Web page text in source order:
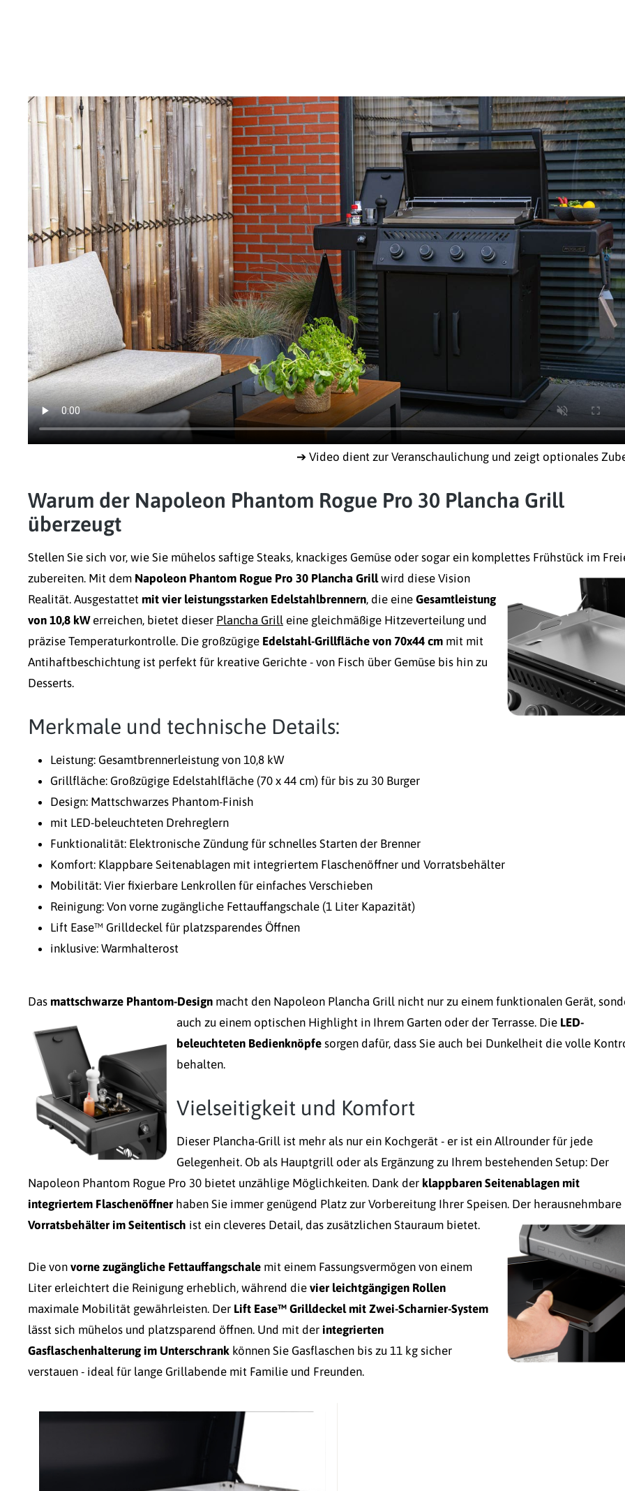
➔ Video dient zur Veranschaulichung und zeigt optionales
Warum der Napoleon Phantom Rogue Pro 30 Plancha Grill
überzeugt
Stellen Sie sich vor, wie Sie mühelos saftige Steaks, knackiges Gemüse oder sogar ein komplettes Frühstück im
zubereiten. Mit dem Napoleon Phantom Rogue Pro 30 Plancha Grillwird diese Vision
Realität. Ausgestattet mit vier leistungsstarken Edelstahlbrennern, die eine Gesamtleistung
von 10,8 kWerreichen, bietet dieser Plancha Grill eine gleichmäßige Hitzeverteilung und
präzise Temperaturkontrolle. Die großzügige Edelstahl-Grillfläche von 70x44 cm mit mit
Antihaftbeschichtung ist perfekt für kreative Gerichte - von Fisch über Gemüse bis hin zu
Desserts.
Merkmale und technische Details:
Leistung: Gesamtbrennerleistung von 10,8 kW
Grillfläche: Großzügige Edelstahlfläche (70 x 44 cm) für bis zu 30 Burger
Design: Mattschwarzes Phantom-Finish
mit LED-beleuchteten Drehreglern
Funktionalität: Elektronische Zündung für schnelles Starten der Brenner
Komfort: Klappbare Seitenablagen mit integriertem Flaschenöffner und Vorratsbehälter
Mobilität: Vier fixierbare Lenkrollen für einfaches Verschieben
Reinigung: Von vorne zugängliche Fettauffangschale (1 Liter Kapazität)
Lift Ease™ Grilldeckel für platzsparendes Öffnen
inklusive: Warmhalterost
Das mattschwarze Phantom-Design macht den Napoleon Plancha Grill nicht nur zu einem funktionalen Gerät,
auch zu einem optischen Highlight in Ihrem Garten oder der Terrasse. Die LED-
beleuchteten Bedienknöpfe sorgen dafür, dass Sie auch bei Dunkelheit die volle
behalten.
Vielseitigkeit und Komfort
Dieser Plancha-Grill ist mehr als nur ein Kochgerät - er ist ein Allrounder für jede
Gelegenheit. Ob als Hauptgrill oder als Ergänzung zu Ihrem bestehenden Setup: Der
Napoleon Phantom Rogue Pro 30 bietet unzählige Möglichkeiten. Dank der klappbaren Seitenablagen mit
integriertem Flaschenöffner haben Sie immer genügend Platz zur Vorbereitung Ihrer Speisen. Der herausnehmbare
Vorratsbehälter im Seitentisch ist ein cleveres Detail, das zusätzlichen Stauraum bietet.
Die von vorne zugängliche Fettauffangschale mit einem Fassungsvermögen von einem
Liter erleichtert die Reinigung erheblich, während die vier leichtgängigen Rollen
maximale Mobilität gewährleisten. Der Lift Ease™ Grilldeckel mit Zwei-Scharnier-System
lässt sich mühelos und platzsparend öffnen. Und mit der integrierten
Gasflaschenhalterung im Unterschrank können Sie Gasflaschen bis zu 11 kg sicher
verstauen - ideal für lange Grillabende mit Familie und Freunden.